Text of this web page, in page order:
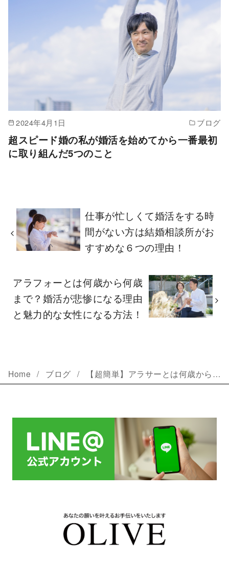
2024年4月1日 ブログ
超スピード婚の私が婚活を始めてから一番最初
に取り組んだ5つのこと
仕事が忙しくて婚活をする時
間がない方は結婚相談所がお
すすめな６つの理由！
アラフォーとは何歳から何歳
まで？婚活が悲惨になる理由
と魅力的な女性になる方法！
Home ブログ 【超簡単】アラサーとは何歳から何歳まで？意味・語源・定義をわかりやすく解説！